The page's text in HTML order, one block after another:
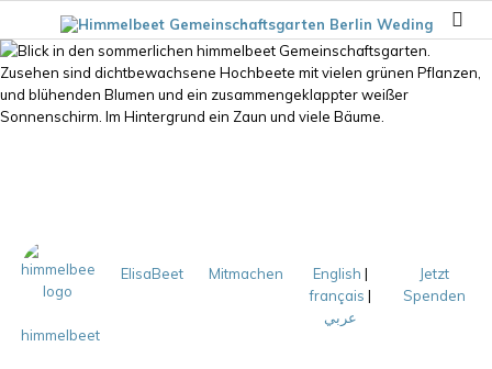
himmelbeet
ElisaBeet Mitmachen English |
français |
عربي
Jetzt
Spenden